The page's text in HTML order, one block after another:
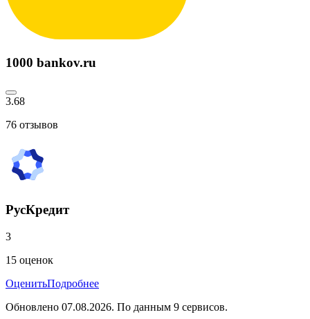
1000 bankov.ru
3.68
76 отзывов
РусКредит
3
15 оценок
ОценитьПодробнее
Обновлено 07.08.2026. По данным 9 сервисов.